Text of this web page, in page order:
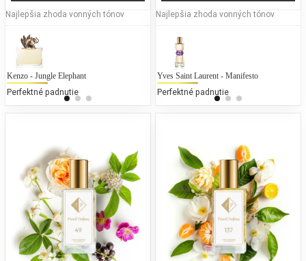
Najlepšia zhoda vonných tónov
Kenzo - Jungle Elephant
Perfektné padnutie
Gucci - Guilty
25 % bežných vonných tónov
Najlepšia zhoda vonných tónov
Yves Saint Laurent - Manifesto
Perfektné padnutie